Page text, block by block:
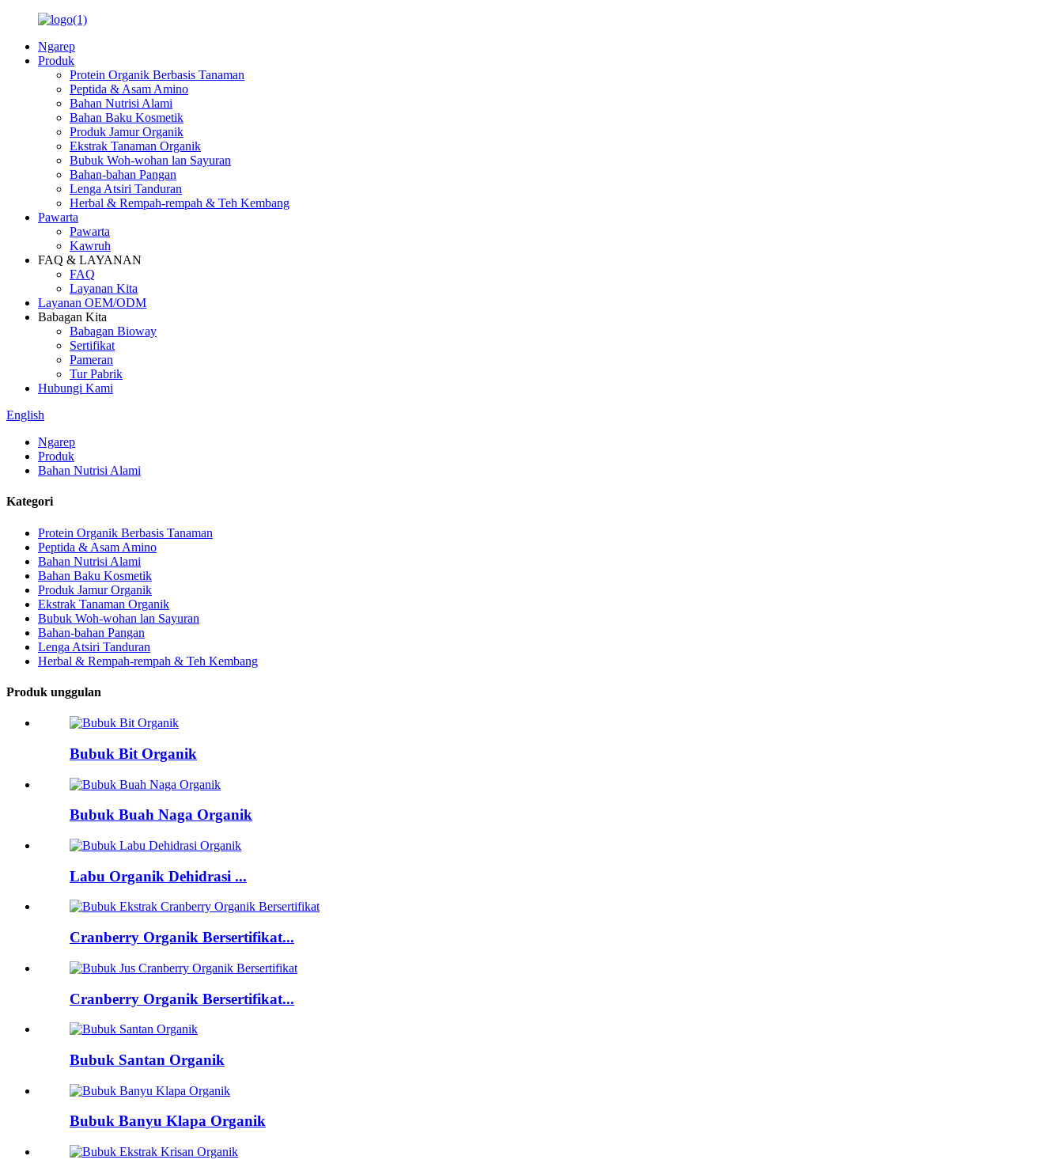
Ngarep
Produk
Protein Organik Berbasis Tanaman
Peptida & Asam Amino
Bahan Nutrisi Alami
Bahan Baku Kosmetik
Produk Jamur Organik
Ekstrak Tanaman Organik
Bubuk Woh-wohan lan Sayuran
Bahan-bahan Pangan
Lenga Atsiri Tanduran
Herbal & Rempah-rempah & Teh Kembang
Pawarta
Pawarta
Kawruh
FAQ & LAYANAN
FAQ
Layanan Kita
Layanan OEM/ODM
Babagan Kita
Babagan Bioway
Sertifikat
Pameran
Tur Pabrik
Hubungi Kami
English
Ngarep
Produk
Bahan Nutrisi Alami
Kategori
Protein Organik Berbasis Tanaman
Peptida & Asam Amino
Bahan Nutrisi Alami
Bahan Baku Kosmetik
Produk Jamur Organik
Ekstrak Tanaman Organik
Bubuk Woh-wohan lan Sayuran
Bahan-bahan Pangan
Lenga Atsiri Tanduran
Herbal & Rempah-rempah & Teh Kembang
Produk unggulan
Bubuk Bit Organik
Bubuk Buah Naga Organik
Labu Organik Dehidrasi ...
Cranberry Organik Bersertifikat...
Cranberry Organik Bersertifikat...
Bubuk Santan Organik
Bubuk Banyu Klapa Organik